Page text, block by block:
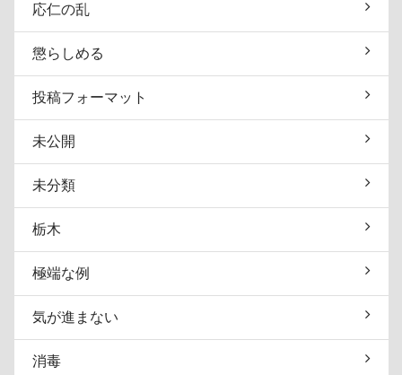
応仁の乱
懲らしめる
投稿フォーマット
未公開
未分類
栃木
極端な例
気が進まない
消毒